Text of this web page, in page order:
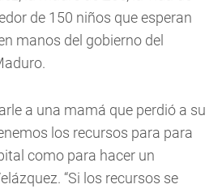
de 150 niños que esperan
manos del gobierno del
a una mamá que perdió a su
los recursos para para
como para hacer un
“Si los recursos se